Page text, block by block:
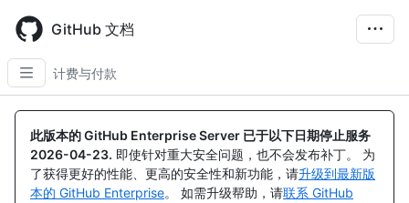
main
content
GitHub 文档
计费与付款
此版本的 GitHub Enterprise Server 已于以下日期停止服务
2026-04-23. 即使针对重大安全问题，也不会发布补丁。 为
了获得更好的性能、更高的安全性和新功能，请升级到最新版
本的 GitHub Enterprise。 如需升级帮助，请联系 GitHub